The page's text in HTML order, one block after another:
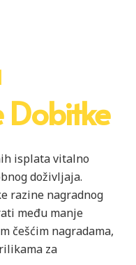
isplata vitalno
doživljaja.
razine nagradnog
među manje
češćim nagradama,
za